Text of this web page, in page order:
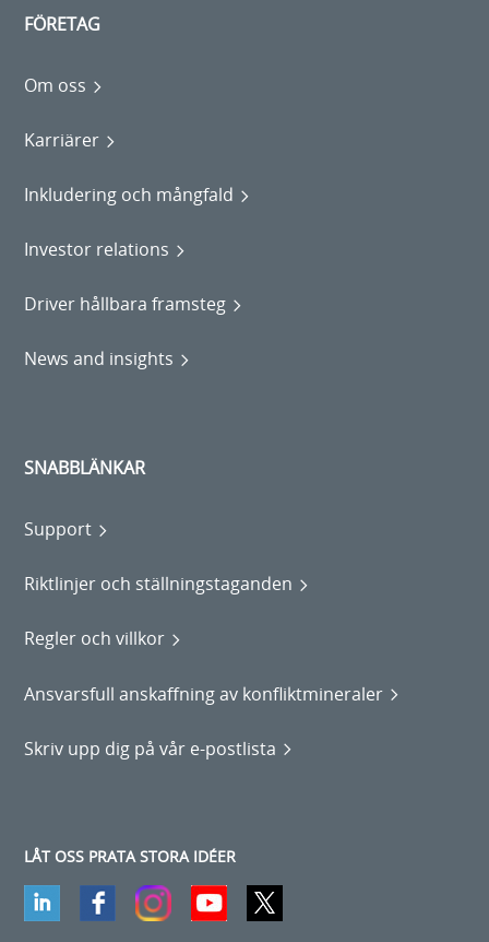
FÖRETAG
Om oss
Karriärer
Inkludering och mångfald
Investor relations
Driver hållbara framsteg
News and insights
SNABBLÄNKAR
Support
Riktlinjer och ställningstaganden
Regler och villkor
Ansvarsfull anskaffning av konfliktmineraler
Skriv upp dig på vår e-postlista
LÅT OSS PRATA STORA IDÉER